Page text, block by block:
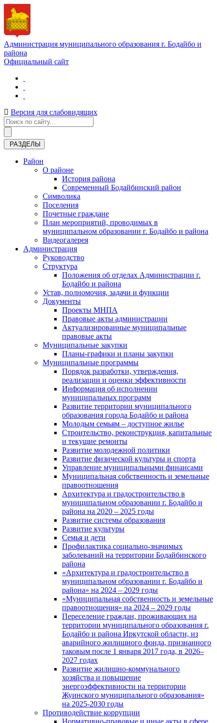
Администрация муниципального образования г. Бодайбо и
района
Официальный сайт
Версия для слабовидящих
РАЗДЕЛЫ
Район
О районе
История района
Современный Бодайбинский район
Символика
Поселения
Почетные граждане
План мероприятий, проводимых в
муниципальном образовании г. Бодайбо и района
Видеогалерея
Администрация
Руководство
Структура
Положения об отделах Администрации г.
Бодайбо и района
Устав, полномочия, задачи и функции
Документы
Проекты МНПА
Правовые акты администрации
Актуализированные муниципальные
правовые акты
Муниципальные закупки
Планы-графики и планы закупки
Муниципальные программы
Порядок разработки, утверждения,
реализации и оценки эффективности
Информация об исполнении
муниципальных программ
Развитие территории муниципального
образования города Бодайбо и района
Молодым семьям – доступное жилье
Строительство, реконструкция, капитальные
и текущие ремонты
Развитие молодежной политики
Развитие физической культуры и спорта
Управление муниципальными финансами
Муниципальная собственность и земельные
правоотношения
Архитектура и градостроительство в
муниципальном образовании г. Бодайбо и
района на 2020 – 2025 годы
Развитие системы образования
Развитие культуры
Семья и дети
Профилактика социально-значимых
заболеваний на территории Бодайбинского
района
«Архитектура и градостроительство в
муниципальном образовании г. Бодайбо и
района» на 2024 – 2029 годы
«Муниципальная собственность и земельные
правоотношения» на 2024 – 2029 годы
Переселение граждан, проживающих на
территории муниципального образования г.
Бодайбо и района Иркутской области, из
аварийного жилищного фонда, признанного
таковым после 1 января 2017 года, в 2026–
2027 годах
Развитие жилищно-коммунального
хозяйства и повышение
энергоэффективности на территории
Жуинского муниципального образования»
на 2025-2030 годы
Противодействие коррупции
Нормативно-правовые и иные акты в сфере